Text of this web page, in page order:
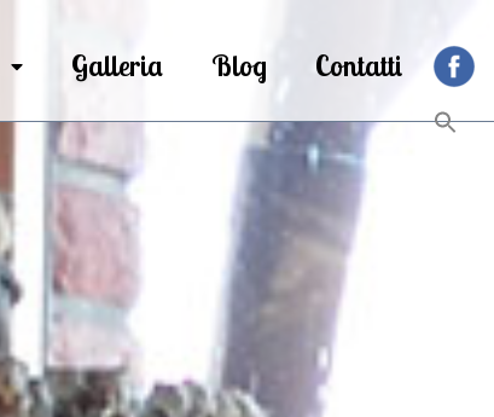
Galleria Blog Contatti